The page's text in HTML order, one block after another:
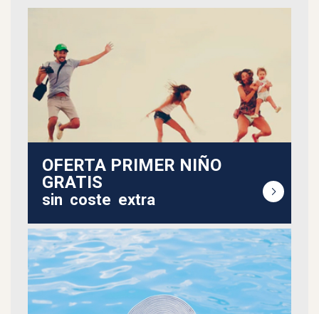
OFERTA PRIMER NIÑO
GRATIS
sin coste extra